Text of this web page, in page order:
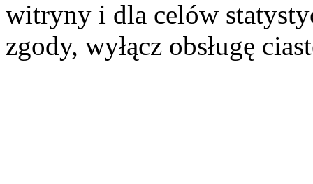
witryny i dla celów
zgody, wyłącz obsługę